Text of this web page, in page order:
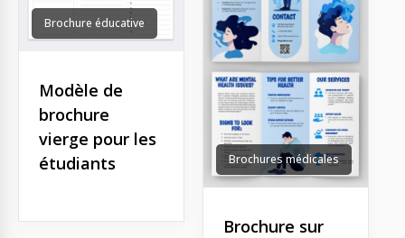
Brochure éducative
Modèle de
brochure
vierge pour les
étudiants
Brochures médicales
Brochure sur